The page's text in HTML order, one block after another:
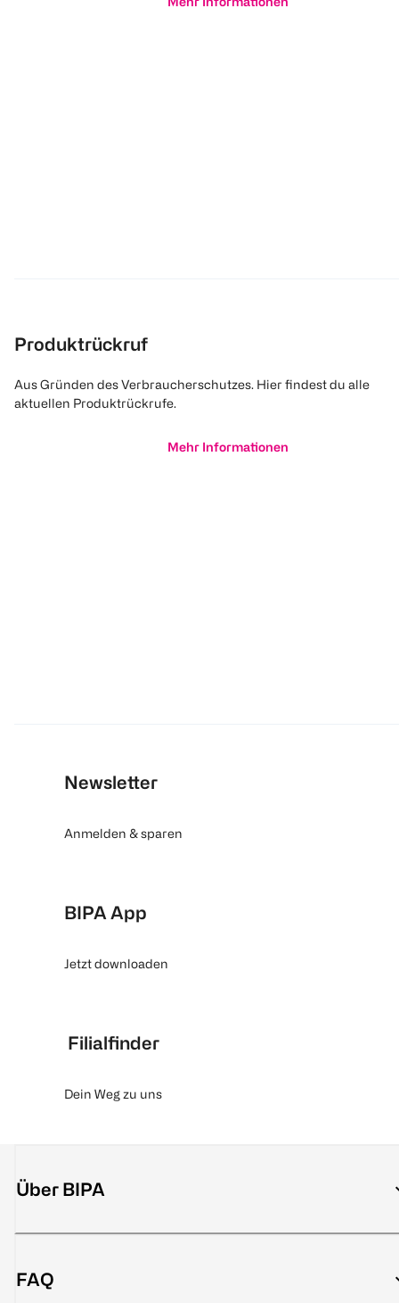
Produktrückruf
Aus Gründen des Verbraucherschutzes. Hier findest du alle
aktuellen Produktrückrufe.
Mehr Informationen
Newsletter
Anmelden & sparen
BIPA App
Jetzt downloaden
Filialfinder
Dein Weg zu uns
Über BIPA
FAQ